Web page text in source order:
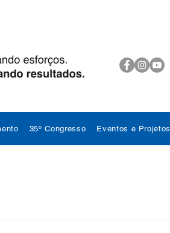
35º Congresso Eventos e Projetos